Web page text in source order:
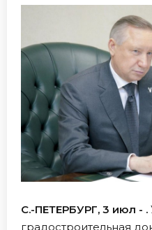
С.-ПЕТЕРБУРГ, 3 июл - .
градостроительная